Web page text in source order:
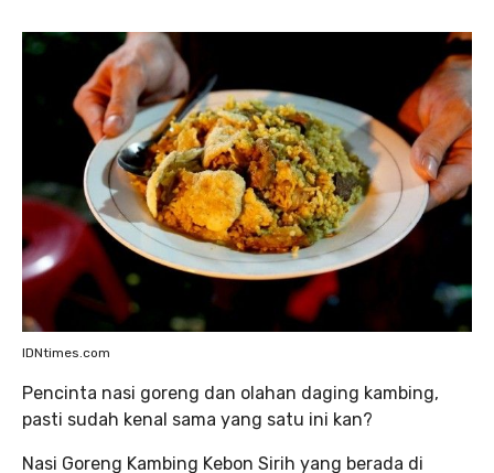
IDNtimes.com
Pencinta nasi goreng dan olahan daging kambing,
pasti sudah kenal sama yang satu ini kan?
Nasi Goreng Kambing Kebon Sirih yang berada di